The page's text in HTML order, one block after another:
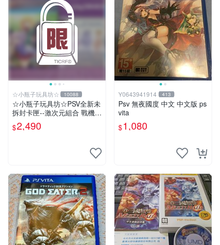
☆小瓶子玩具坊☆ 10088
☆小瓶子玩具坊☆PSV全新未
拆封卡匣--激次元組合 戰機少
女 VS 殭屍軍團 限定版 (日
版)+特典--CD
$2,490
Y0643941914 413
Psv 無夜國度 中文 中文版 ps
vita
$1,080